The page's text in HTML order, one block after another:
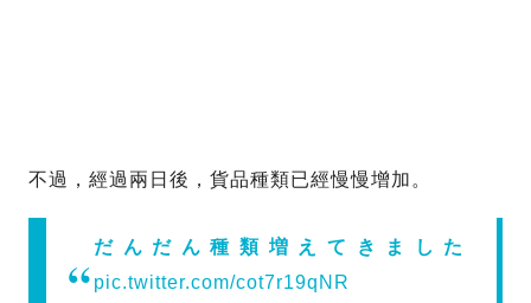
不過，經過兩日後，貨品種類已經慢慢增加。
だんだん種類増えてきました
pic.twitter.com/cot7r19qNR